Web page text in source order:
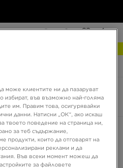
Ризи
1 продукт
Филтрирай
може клиентите ни да пазаруват
избират, във възможно най-голяма
им. Правим това, осигурявайки
данни. Натисни „ОК“, ако искаш
твоето поведение на страница ни,
за теб съдържание,
продукти, които да отговарят на
реклами и да
Във всеки момент можеш да
за файловете